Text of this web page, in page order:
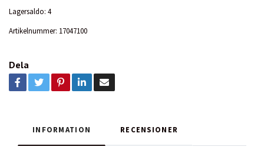
Lagersaldo: 4
Artikelnummer: 17047100
Dela
INFORMATION RECENSIONER